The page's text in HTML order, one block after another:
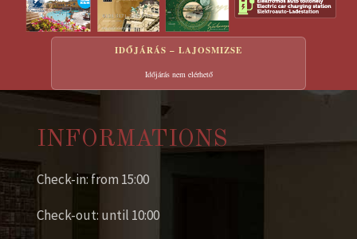
IDŐJÁRÁS – LAJOSMIZSE
Időjárás nem elérhető
INFORMATIONS
Check-in: from 15:00
Check-out: until 10:00